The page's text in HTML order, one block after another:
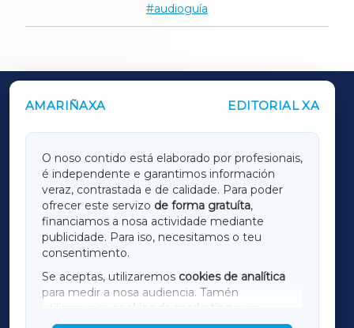
audioguía
AMARIÑAXA EDITORIAL XA
O noso contido está elaborado por profesionais,
é independente e garantimos información
veraz, contrastada e de calidade. Para poder
ofrecer este servizo de forma gratuíta,
financiamos a nosa actividade mediante
publicidade. Para iso, necesitamos o teu
consentimento.
Se aceptas, utilizaremos cookies de analítica
para medir a nosa audiencia. Tamén
utilizaremos
cookies de marketing
mostrar publicidade de terceiros.
OUTROS PERIÓDICOS
LUGOXA
TERRACHAXA
AMARIÑAXA